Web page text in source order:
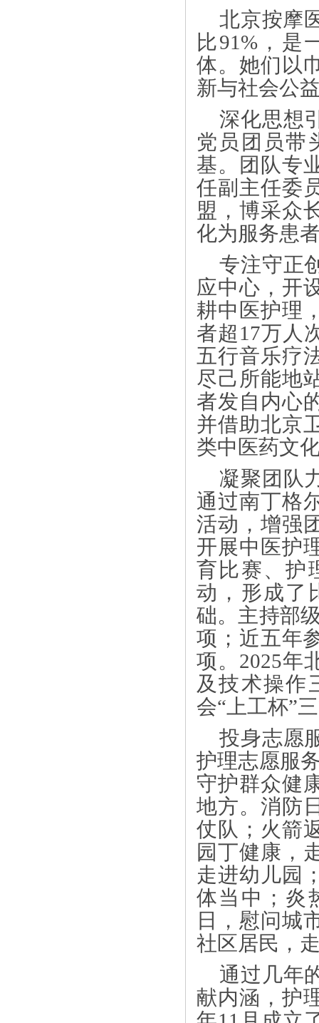
北京按摩
比91%，是
体。她们以
新与社会公
深化思想
党员团员带
基。团队专
任副主任委
盟，博采众
化为服务患
专注守正
应中心，开
耕中医护理
者超17万人
五行音乐疗
尽己所能地
者发自内心
并借助北京
类中医药文
凝聚团队
通过南丁格
活动，增强
开展中医护
育比赛、护
动，形成了
础。主持部
项；近五年
项。2025年
及技术操作
会“上工杯”
投身志愿
护理志愿服
守护群众健
地方。消防
仗队；火箭
园丁健康，
走进幼儿园
体当中；炎
日，慰问城
社区居民，
通过几年
献内涵，护